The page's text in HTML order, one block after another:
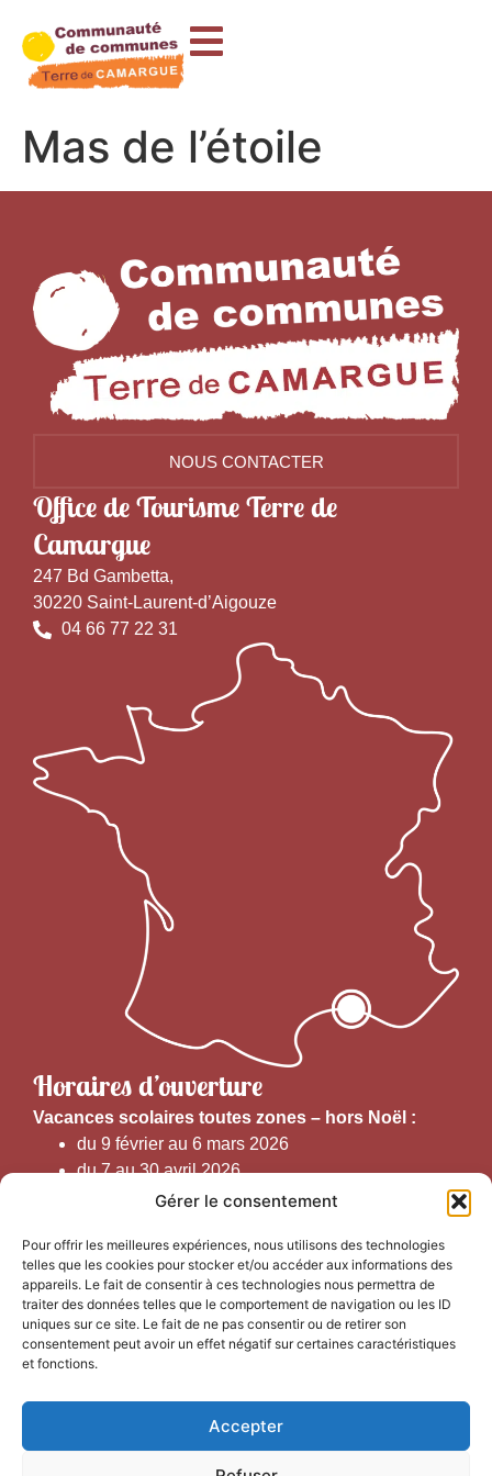
Gérer le consentement
Pour offrir les meilleures expériences, nous utilisons des technologies
telles que les cookies pour stocker et/ou accéder aux informations des
appareils. Le fait de consentir à ces technologies nous permettra de
traiter des données telles que le comportement de navigation ou les ID
uniques sur ce site. Le fait de ne pas consentir ou de retirer son
consentement peut avoir un effet négatif sur certaines caractéristiques
et fonctions.
Accepter
principal
Mas de l’étoile
NOUS CONTACTER
Office de Tourisme Terre de
Camargue
247 Bd Gambetta,
30220 Saint-Laurent-d’Aigouze
04 66 77 22 31
Horaires d’ouverture
Vacances scolaires toutes zones – hors Noël :
du 9 février au 6 mars 2026
du 7 au 30 avril 2026
du 1er juin au 30 septembre 2026
Horaires d’ouverture au public :
Du 1er septembre au 30 juin 2026 (hors juillet et août)
du lundi au vendredi de 9h50 à 12h30 et de
Du 1er juillet au 31 août 2026